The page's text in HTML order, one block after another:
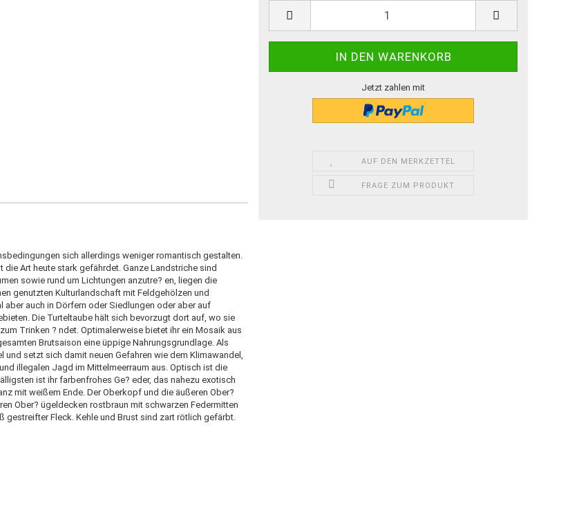
Jetzt zahlen mit
AUF DEN MERKZETTEL
FRAGE ZUM PRODUKT
sich allerdings weniger romantisch gestalten.
Art heute stark gefährdet. Ganze Landstriche sind
sowie rund um Lichtungen anzutre? en, liegen die
genutzten Kulturlandschaft mit Feldgehölzen und
auch in Dörfern oder Siedlungen oder aber auf
Die Turteltaube hält sich bevorzugt dort auf, wo sie
Trinken ? ndet. Optimalerweise bietet ihr ein Mosaik aus
Brutsaison eine üppige Nahrungsgrundlage. Als
setzt sich damit neuen Gefahren wie dem Klimawandel,
illegalen Jagd im Mittelmeerraum aus. Optisch ist die
ist ihr farbenfrohes Ge? eder, das nahezu exotisch
mit weißem Ende. Der Oberkopf und die äußeren Ober?
Ober? ügeldecken rostbraun mit schwarzen Federmitten
Fleck. Kehle und Brust sind zart rötlich gefärbt.